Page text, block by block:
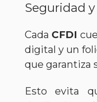
Seguridad
Cada CFDI
digital y un
que garantiza
Esto evita